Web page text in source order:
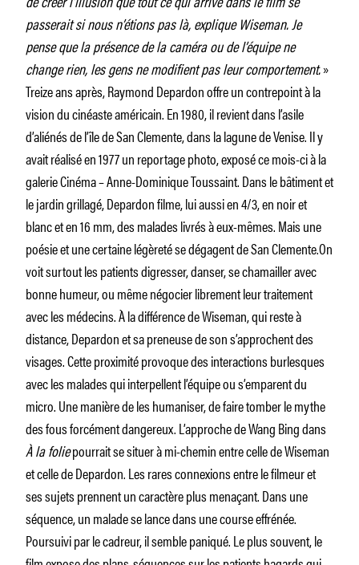
passerait si nous n’étions pas là, explique Wiseman. Je
pense que la présence de la caméra ou de l’équipe ne
change rien, les gens ne modifient pas leur comportement.»
Treize ans après, Raymond Depardon offre un contrepoint à la
vision du cinéaste américain. En 1980, il revient dans l’asile
d’aliénés de l’île de San Clemente, dans la lagune de Venise. Il y
avait réalisé en 1977 un reportage photo, exposé ce mois-ci à la
galerie Cinéma – Anne-Dominique Toussaint. Dans le bâtiment et
le jardin grillagé, Depardon filme, lui aussi en 4/3, en noir et
blanc et en 16 mm, des malades livrés à eux-mêmes. Mais une
poésie et une certaine légèreté se dégagent de San Clemente.On
voit surtout les patients digresser, danser, se chamailler avec
bonne humeur, ou même négocier librement leur traitement
avec les médecins. À la différence de Wiseman, qui reste à
distance, Depardon et sa preneuse de son s’approchent des
visages. Cette proximité provoque des interactions burlesques
avec les malades qui interpellent l’équipe ou s’emparent du
micro. Une manière de les humaniser, de faire tomber le mythe
des fous forcément dangereux. L’approche de Wang Bing dans
À la foliepourrait se situer à mi-chemin entre celle de Wiseman
et celle de Depardon. Les rares connexions entre le filmeur et
ses sujets prennent un caractère plus menaçant. Dans une
séquence, un malade se lance dans une course effrénée.
Poursuivi par le cadreur, il semble paniqué. Le plus souvent, le